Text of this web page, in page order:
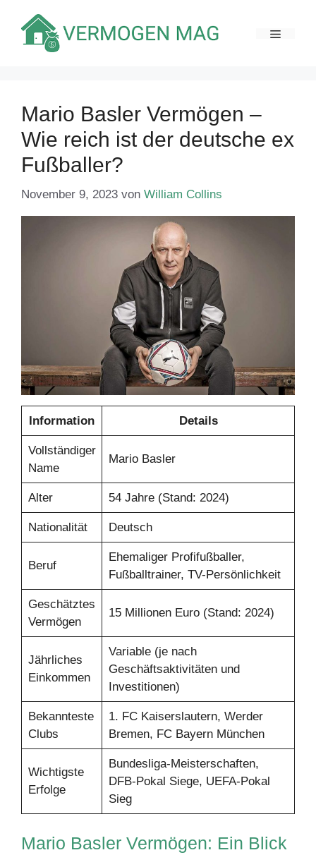
Inhalt
springen
Mario Basler Vermögen –
Wie reich ist der deutsche ex
Fußballer?
November 9, 2023 von William Collins
Information Details
Vollständiger
Name
Mario Basler
Alter 54 Jahre (Stand: 2024)
Nationalität Deutsch
Beruf
Ehemaliger Profifußballer,
Fußballtrainer, TV-Persönlichkeit
Geschätztes
Vermögen
15 Millionen Euro (Stand: 2024)
Jährliches
Einkommen
Variable (je nach
Geschäftsaktivitäten und
Investitionen)
Bekannteste
Clubs
1. FC Kaiserslautern, Werder
Bremen, FC Bayern München
Wichtigste
Erfolge
Bundesliga-Meisterschaften,
DFB-Pokal Siege, UEFA-Pokal
Sieg
Mario Basler Vermögen: Ein Blick